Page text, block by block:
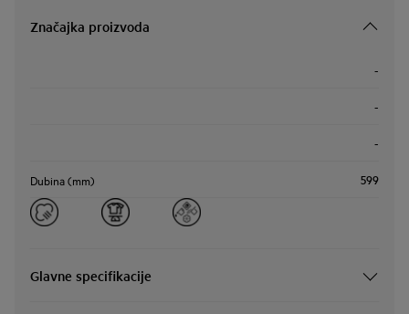
Značajka proizvoda
-
-
-
Dubina (mm) 599
Glavne specifikacije